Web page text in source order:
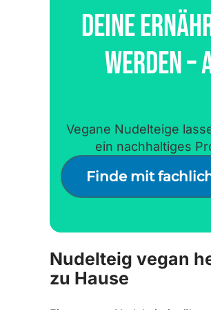
Deine
Werden
Vegane Nudelteige
ein nachhaltiges
Finde mit
Nudelteig vegan
zu Hause